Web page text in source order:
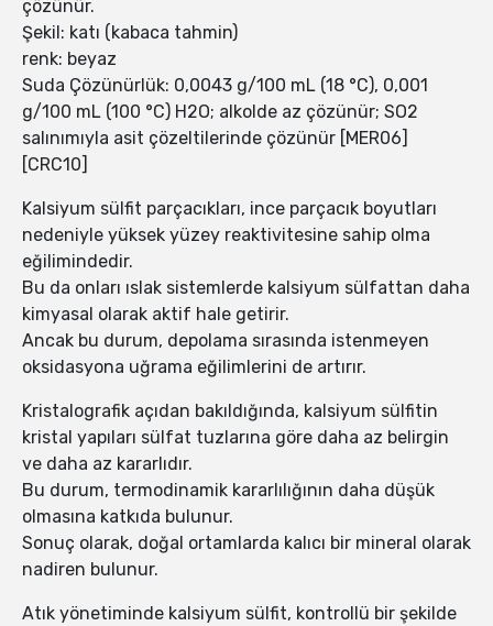
çözünür.
Şekil: katı (kabaca tahmin)
renk: beyaz
Suda Çözünürlük: 0,0043 g/100 mL (18 °C), 0,001
g/100 mL (100 °C) H2O; alkolde az çözünür; SO2
salınımıyla asit çözeltilerinde çözünür [MER06]
[CRC10]
Kalsiyum sülfit parçacıkları, ince parçacık boyutları
nedeniyle yüksek yüzey reaktivitesine sahip olma
eğilimindedir.
Bu da onları ıslak sistemlerde kalsiyum sülfattan daha
kimyasal olarak aktif hale getirir.
Ancak bu durum, depolama sırasında istenmeyen
oksidasyona uğrama eğilimlerini de artırır.
Kristalografik açıdan bakıldığında, kalsiyum sülfitin
kristal yapıları sülfat tuzlarına göre daha az belirgin
ve daha az kararlıdır.
Bu durum, termodinamik kararlılığının daha düşük
olmasına katkıda bulunur.
Sonuç olarak, doğal ortamlarda kalıcı bir mineral olarak
nadiren bulunur.
Atık yönetiminde kalsiyum sülfit, kontrollü bir şekilde